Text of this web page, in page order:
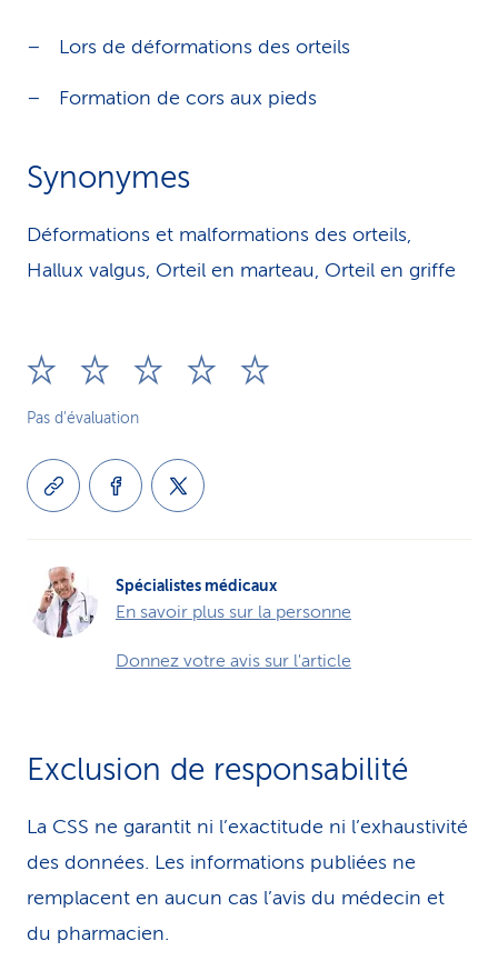
Lors de déformations des orteils
Formation de cors aux pieds
Synonymes
Déformations et malformations des orteils,
Hallux valgus, Orteil en marteau, Orteil en griffe
Pas d'évaluation
Spécialistes médicaux
En savoir plus sur la personne
Donnez votre avis sur l'article
Exclusion de responsabilité
La CSS ne garantit ni l’exactitude ni l’exhaustivité
des données. Les infor­ma­tions publiées ne
remplacent en aucun cas l’avis du médecin et
du pharmacien.